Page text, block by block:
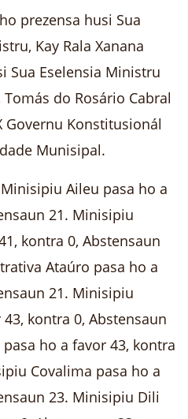
prezensa husi Sua
Kay Rala Xanana
Sua Eselensia Ministru
do Rosário Cabral
Konstitusionál
Munisipal.
Aileu pasa ho a
21. Minisipiu
kontra 0, Abstensaun
Ataúro pasa ho a
21. Minisipiu
kontra 0, Abstensaun
ho a favor 43, kontra
Covalima pasa ho a
23. Minisipiu Dili